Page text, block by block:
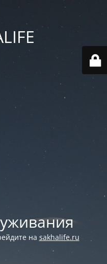
на sakhalife.ru